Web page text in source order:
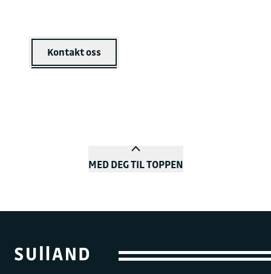
Kontakt oss
MED DEG TIL TOPPEN